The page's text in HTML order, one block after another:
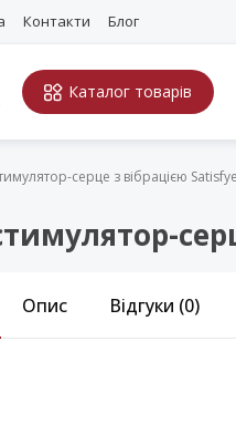
Контакти Блог
Каталог товарів
серце з вібрацією
Опис Відгуки (0)